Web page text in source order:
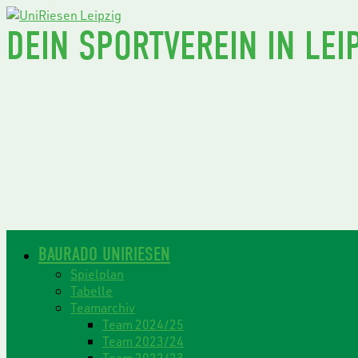
DEIN SPORTVEREIN IN
BAURADO UNIRIESEN
Spielplan
Tabelle
Teamarchiv
Team 2024/25
Team 2023/24